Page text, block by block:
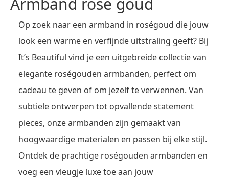
Op zoek naar een armband in roségoud die jouw
look een warme en verfijnde uitstraling geeft? Bij
It’s Beautiful vind je een uitgebreide collectie van
elegante roségouden armbanden, perfect om
cadeau te geven of om jezelf te verwennen. Van
subtiele ontwerpen tot opvallende statement
pieces, onze armbanden zijn gemaakt van
hoogwaardige materialen en passen bij elke stijl.
Ontdek de prachtige roségouden armbanden en
voeg een vleugje luxe toe aan jouw